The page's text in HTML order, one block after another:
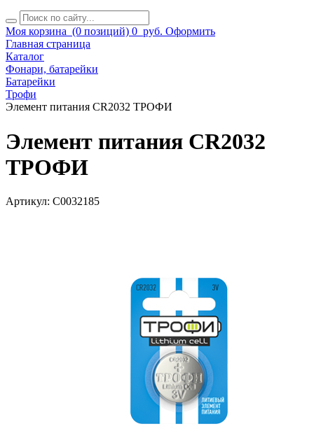
Моя корзина (0 позиций) 0 руб. Оформить
Главная страница
Каталог
Фонари, батарейки
Батарейки
Трофи
Элемент питания CR2032 ТРОФИ
Элемент питания CR2032
ТРОФИ
Артикул: С0032185